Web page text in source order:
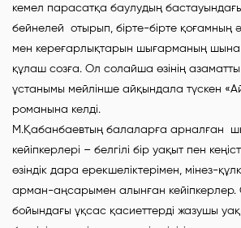
кемел парасатқа баулудың бастауындағы
бейнелей отырып, бірте-бірте қоғамның
мен кереғарлықтарын шығарманың
құлаш созға. Ол солайша өзінің
ұстанымы мейлінше айқындала түскен
романына келді.
М.Қабанбаевтың балаларға арналған
кейіпкерлері – белгілі бір уақыт пен
өзіндік дара ерекшеліктерімен, мінез-
арман-аңсарымен алынған
бойындағы ұқсас қасиеттерді жазушы